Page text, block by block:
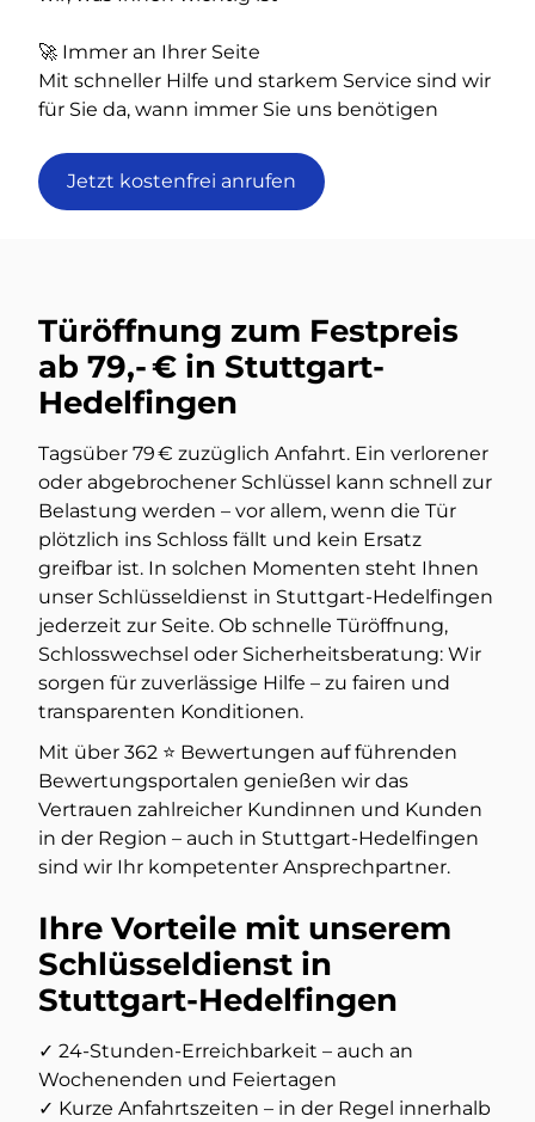
🚀 Immer an Ihrer Seite
Mit schneller Hilfe und starkem Service sind wir
für Sie da, wann immer Sie uns benötigen
Jetzt kostenfrei anrufen
Türöffnung zum Festpreis
ab 79,- € in Stuttgart-
Hedelfingen
Tagsüber 79 € zuzüglich Anfahrt. Ein verlorener
oder abgebrochener Schlüssel kann schnell zur
Belastung werden – vor allem, wenn die Tür
plötzlich ins Schloss fällt und kein Ersatz
greifbar ist. In solchen Momenten steht Ihnen
unser Schlüsseldienst in Stuttgart-Hedelfingen
jederzeit zur Seite. Ob schnelle Türöffnung,
Schlosswechsel oder Sicherheitsberatung: Wir
sorgen für zuverlässige Hilfe – zu fairen und
transparenten Konditionen.
Mit über 362 ⭐️ Bewertungen auf führenden
Bewertungsportalen genießen wir das
Vertrauen zahlreicher Kundinnen und Kunden
in der Region – auch in Stuttgart-Hedelfingen
sind wir Ihr kompetenter Ansprechpartner.
Ihre Vorteile mit unserem
Schlüsseldienst in
Stuttgart-Hedelfingen
✓ 24-Stunden-Erreichbarkeit – auch an
Wochenenden und Feiertagen
✓ Kurze Anfahrtszeiten – in der Regel innerhalb